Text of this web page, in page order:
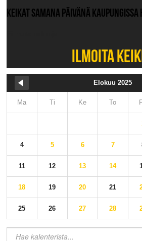
KEIKAT SAMANA PÄIVÄNÄ KAUPUNGISSA
ILMOITA
Elokuu 2025
Ma Ti Ke To
4 5 6 7
11 12 13 14
18 19 20 21
25 26 27 28